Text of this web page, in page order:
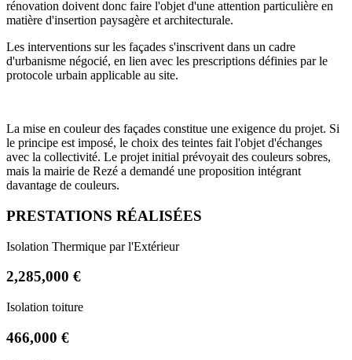
rénovation doivent donc faire l'objet d'une attention particulière en
matière d'insertion paysagère et architecturale.
Les interventions sur les façades s'inscrivent dans un cadre
d'urbanisme négocié, en lien avec les prescriptions définies par le
protocole urbain applicable au site.
La mise en couleur des façades constitue une exigence du projet. Si
le principe est imposé, le choix des teintes fait l'objet d'échanges
avec la collectivité. Le projet initial prévoyait des couleurs sobres,
mais la mairie de Rezé a demandé une proposition intégrant
davantage de couleurs.
PRESTATIONS RÉALISÉES
Isolation Thermique par l'Extérieur
2,285,000 €
Isolation toiture
466,000 €